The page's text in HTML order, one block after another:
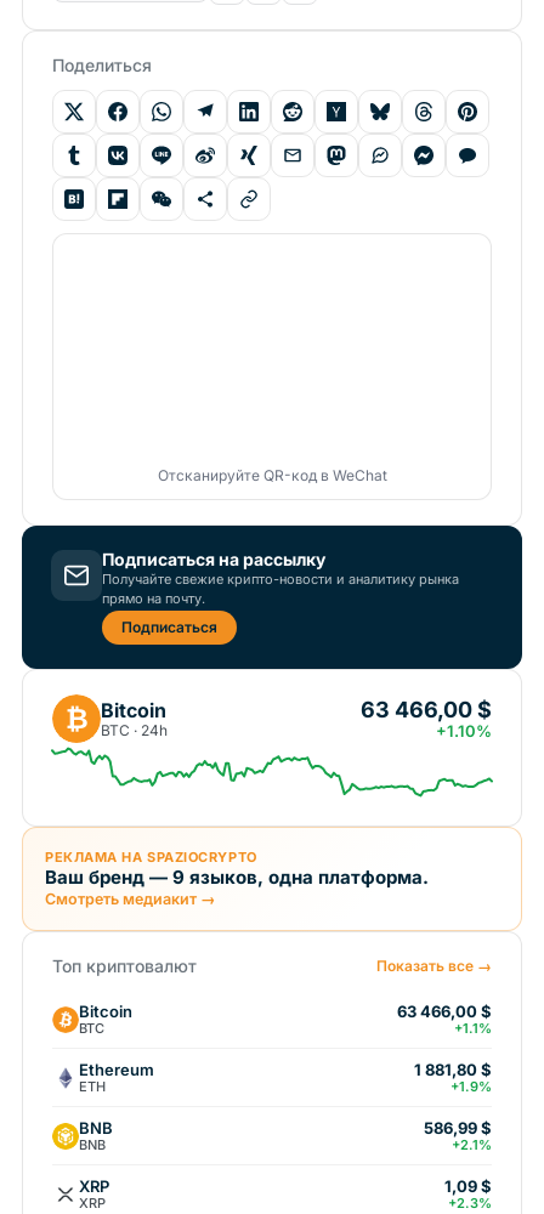
Поделиться
Отсканируйте QR-код в WeChat
Подписаться на рассылку
Получайте свежие крипто-новости и аналитику рынка
прямо на почту.
Подписаться
₿ Bitcoin
BTC · 24h
63 466,00 $
+1.10%
РЕКЛАМА НА SPAZIOCRYPTO
Ваш бренд — 9 языков, одна платформа.
Смотреть медиакит →
Топ криптовалют Показать все →
Bitcoin
BTC
63 466,00 $
+1.1%
Ethereum
ETH
1 881,80 $
+1.9%
BNB
BNB
586,99 $
+2.1%
XRP
XRP
1,09 $
+2.3%